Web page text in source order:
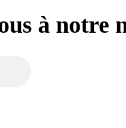
à notre